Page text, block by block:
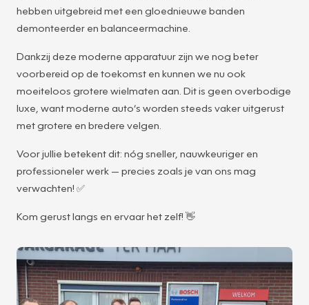
hebben uitgebreid met een gloednieuwe banden
demonteerder en balanceermachine.
Dankzij deze moderne apparatuur zijn we nog beter
voorbereid op de toekomst en kunnen we nu ook
moeiteloos grotere wielmaten aan. Dit is geen overbodige
luxe, want moderne auto’s worden steeds vaker uitgerust
met grotere en bredere velgen.
Voor jullie betekent dit: nóg sneller, nauwkeuriger en
professioneler werk — precies zoals je van ons mag
verwachten! ✅
Kom gerust langs en ervaar het zelf! 👋